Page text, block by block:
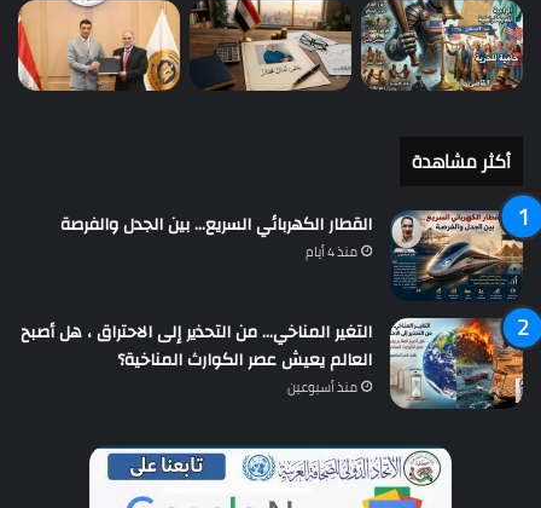
أكثر مشاهدة
القطار الكهربائي السريع… بين الجدل والفرصة
منذ 4 أيام
التغير المناخي… من التحذير إلى الاحتراق ، هل أصبح
العالم يعيش عصر الكوارث المناخية؟
منذ أسبوعين